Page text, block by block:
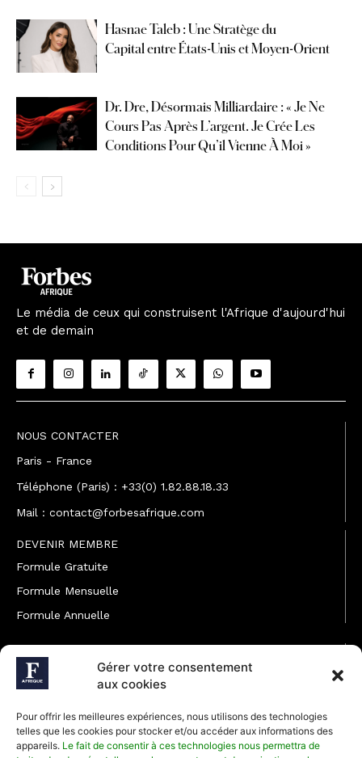
Gérer votre consentement
aux cookies
Pour offrir les meilleures expériences, nous utilisons des technologies
telles que les cookies pour stocker et/ou accéder aux informations des
appareils. Le fait de consentir à ces technologies nous permettra de
Hasnae Taleb : Une Stratège du
Capital entre États-Unis et Moyen-Orient
Dr. Dre, Désormais Milliardaire : « Je Ne
Cours Pas Après L’argent. Je Crée Les
Conditions Pour Qu’il Vienne À Moi »
Le média de ceux qui construisent l'Afrique d'aujourd'hui
et de demain
NOUS CONTACTER
Paris - France
Téléphone (Paris) : +33(0) 1.82.88.18.33
Mail : contact@forbesafrique.com
DEVENIR MEMBRE
Formule Gratuite
Formule Mensuelle
Formule Annuelle
JOINDRE L'ÉQUIPE
Rédaction
Développement commercial
Communiquer avec Forbes Afrique